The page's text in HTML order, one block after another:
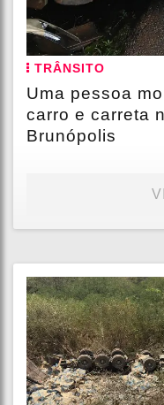
TRÂNSITO
Uma pessoa
carro e carreta
Brunópolis